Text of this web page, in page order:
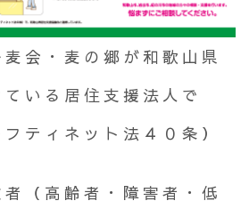
会・麦の郷が和歌山県
いる居住支援法人で
ティネット法４０条）
（高齢者・障害者・低